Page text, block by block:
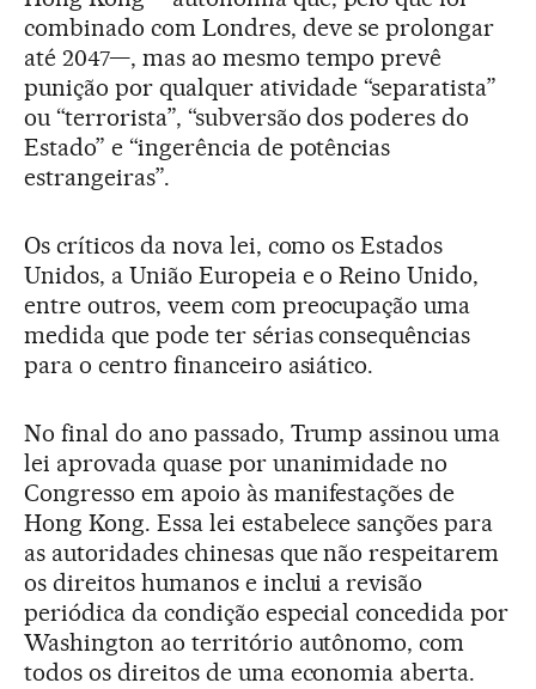
combinado com Londres, deve se prolongar
até 2047—, mas ao mesmo tempo prevê
punição por qualquer atividade “separatista”
ou “terrorista”, “subversão dos poderes do
Estado” e “ingerência de potências
estrangeiras”.
Os críticos da nova lei, como os Estados
Unidos, a União Europeia e o Reino Unido,
entre outros, veem com preocupação uma
medida que pode ter sérias consequências
para o centro financeiro asiático.
No final do ano passado, Trump assinou uma
lei aprovada quase por unanimidade no
Congresso em apoio às manifestações de
Hong Kong. Essa lei estabelece sanções para
as autoridades chinesas que não respeitarem
os direitos humanos e inclui a revisão
periódica da condição especial concedida por
Washington ao território autônomo, com
todos os direitos de uma economia aberta.